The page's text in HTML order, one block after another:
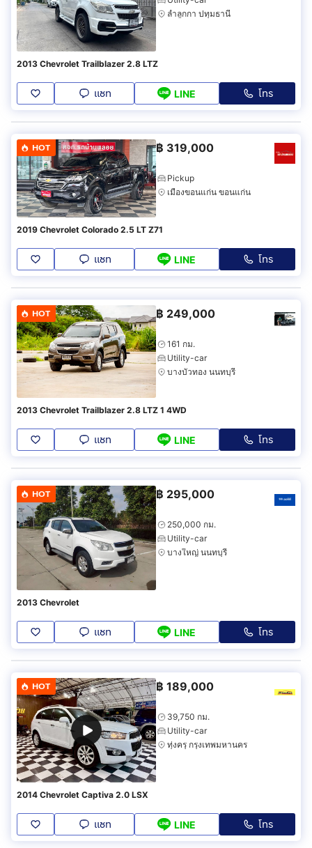
ลำลูกกา ปทุมธานี
2013 Chevrolet Trailblazer 2.8 LTZ
แชท LINE โทร
HOT ฿ 319,000
Pickup
เมืองขอนแก่น ขอนแก่น
2019 Chevrolet Colorado 2.5 LT Z71
แชท LINE โทร
HOT ฿ 249,000
161 กม.
Utility-car
บางบัวทอง นนทบุรี
2013 Chevrolet Trailblazer 2.8 LTZ 1 4WD
แชท LINE โทร
HOT ฿ 295,000
250,000 กม.
Utility-car
บางใหญ่ นนทบุรี
2013 Chevrolet
แชท LINE โทร
HOT ฿ 189,000
39,750 กม.
Utility-car
ทุ่งครุ กรุงเทพมหานคร
2014 Chevrolet Captiva 2.0 LSX
แชท LINE โทร